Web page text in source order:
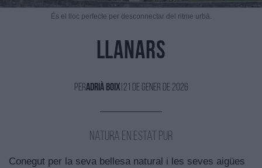
És el lloc perfecte per desconnectar del ritme urbà.
Llanars
PerAdrià Boix 21 de Gener de 2026
Natura en estat pur
Conegut per la seva bellesa natural i les seves aigües